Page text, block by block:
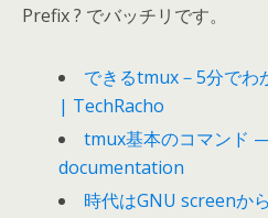
Prefix ? でバッチリです。
できるtmux－5分でわ
| TechRacho
tmux基本のコマンド
documentation
時代はGNU screenか